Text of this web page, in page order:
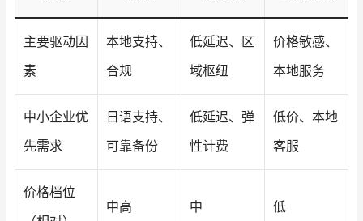
主要驱动因
素
本地支持、
合规
低延迟、区
域枢纽
价格敏感、
本地服务
中小企业优
先需求
日语支持、
可靠备份
低延迟、弹
性计费
低价、本地
客服
价格档位
中高 中 低